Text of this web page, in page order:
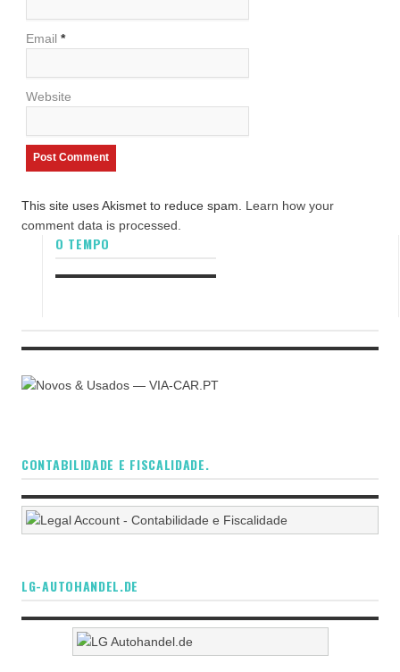
Email *
Website
This site uses Akismet to reduce spam. Learn how your
comment data is processed.
O TEMPO
CONTABILIDADE E FISCALIDADE.
LG-AUTOHANDEL.DE